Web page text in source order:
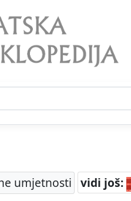
umjetnosti vidi još: